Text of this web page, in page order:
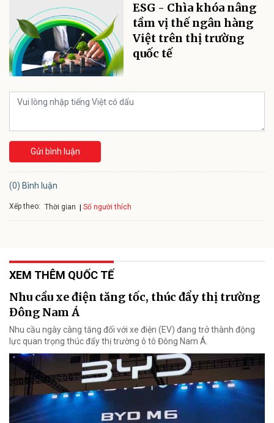
ESG - Chìa khóa nâng
tầm vị thế ngân hàng
Việt trên thị trường
quốc tế
Gửi bình luận
(0) Bình luận
Xếp theo: Thời gian Số người thích
XEM THÊM QUỐC TẾ
Nhu cầu xe điện tăng tốc, thúc đẩy thị trường
Đông Nam Á
Nhu cầu ngày càng tăng đối với xe điện (EV) đang trở thành động
lực quan trọng thúc đẩy thị trường ô tô Đông Nam Á.